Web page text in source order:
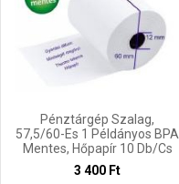
Pénztárgép Szalag,
57,5/60-Es 1 Példányos BPA
Mentes, Hőpapír 10 Db/cs
3 400 Ft